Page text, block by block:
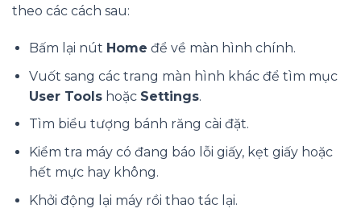
theo các cách sau:
Bấm lại nút Home để về màn hình chính.
Vuốt sang các trang màn hình khác để tìm mục
User Toolshoặc Settings.
Tìm biểu tượng bánh răng cài đặt.
Kiểm tra máy có đang báo lỗi giấy, kẹt giấy hoặc
hết mực hay không.
Khởi động lại máy rồi thao tác lại.